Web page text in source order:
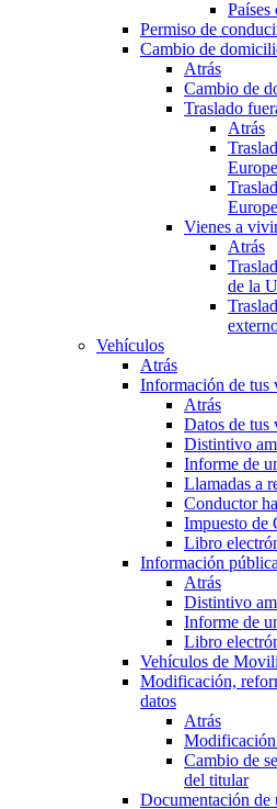
Países
Permiso de
Cambio de
Atrás
Cambio de
Traslado
Atrás
Vienes a
Atrás
de la
Vehículos
Atrás
Información de tus
Atrás
Datos de tus
Distintivo
Informe de
Llamadas a
Conductor
Impuesto
Libro
Información
Atrás
Distintivo
Informe de
Libro
Vehículos de
Modificación,
datos
Atrás
Cambio de
del titular
Documentación de